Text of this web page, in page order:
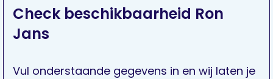
Check beschikbaarheid Ron
Jans
Vul onderstaande gegevens in en wij laten je